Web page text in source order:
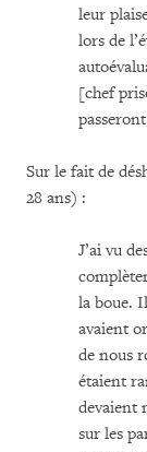
leur
lors de
[chef
Sur le fait de
28 ans) :
J’ai vu
la boue.
avaient
de nous
étaient
devaient
sur les